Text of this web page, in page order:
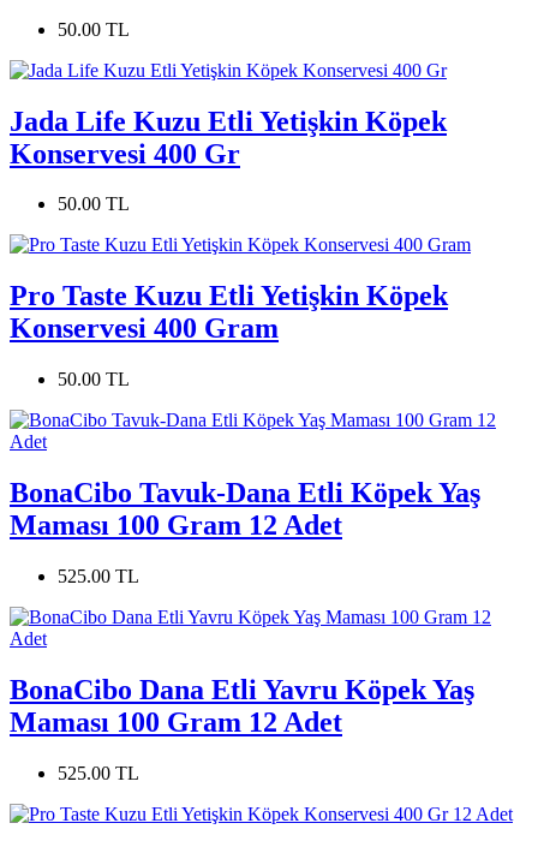
50.00 TL
Jada Life Kuzu Etli Yetişkin Köpek
Konservesi 400 Gr
50.00 TL
Pro Taste Kuzu Etli Yetişkin Köpek
Konservesi 400 Gram
50.00 TL
BonaCibo Tavuk-Dana Etli Köpek Yaş
Maması 100 Gram 12 Adet
525.00 TL
BonaCibo Dana Etli Yavru Köpek Yaş
Maması 100 Gram 12 Adet
525.00 TL